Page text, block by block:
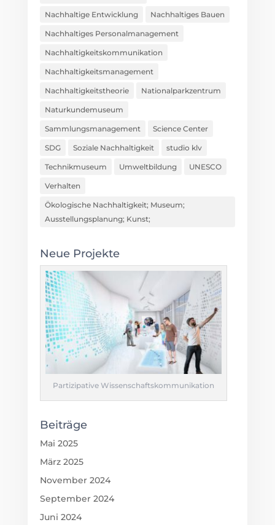
Nachhaltige Entwicklung Nachhaltiges Bauen
Nachhaltiges Personalmanagement
Nachhaltigkeitskommunikation
Nachhaltigkeitsmanagement
Nachhaltigkeitstheorie Nationalparkzentrum
Naturkundemuseum
Sammlungsmanagement Science Center
SDG Soziale Nachhaltigkeit studio klv
Technikmuseum Umweltbildung UNESCO
Verhalten
Ökologische Nachhaltigkeit; Museum;
Ausstellungsplanung; Kunst;
Neue Projekte
Partizipative Wissenschaftskommunikation
Beiträge
Mai 2025
März 2025
November 2024
September 2024
Juni 2024